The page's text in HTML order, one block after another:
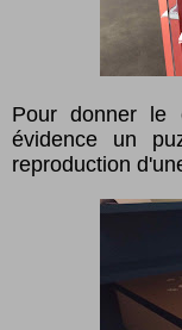
Pour donner le
évidence un
reproduction